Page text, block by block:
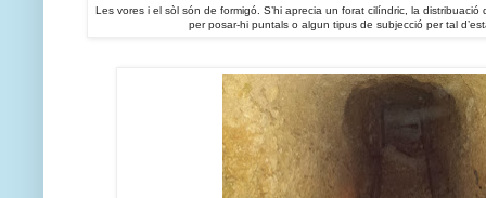
Les vores i el sòl són de formigó. S’hi aprecia un forat cilíndric, la
per posar-hi puntals o algun tipus de subjecció per tal